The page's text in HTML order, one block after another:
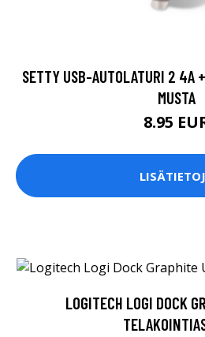
SETTY USB-AUTOLATURI 2 4A
MUSTA
8.95
LOGITECH LOGI DOCK